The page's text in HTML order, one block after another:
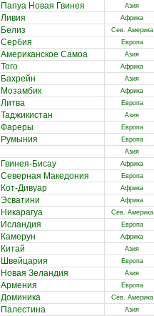
Папуа Новая Гвинея
Азия
Ливия
Африка
Белиз
Сев. Америка
Сербия
Европа
Американское Самоа
Азия
Того
Африка
Бахрейн
Азия
Мозамбик
Африка
Литва
Европа
Таджикистан
Азия
Фареры
Европа
Румыния
Европа
Азия
Гвинея-Бисау
Африка
Северная Македония
Европа
Кот-Дивуар
Африка
Эсватини
Африка
Никарагуа
Сев. Америка
Исландия
Европа
Камерун
Африка
Китай
Азия
Швейцария
Европа
Новая Зеландия
Азия
Армения
Европа
Доминика
Сев. Америка
Палестина
Азия